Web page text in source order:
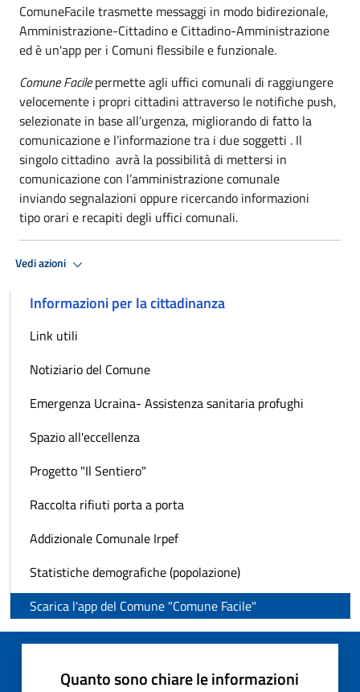
ComuneFacile trasmette messaggi in modo bidirezionale,
Amministrazione-Cittadino e Cittadino-Amministrazione
ed è un'app per i Comuni flessibile e funzionale.
Comune Facilepermette agli uffici comunali di raggiungere
velocemente i propri cittadini attraverso le notifiche push,
selezionate in base all’urgenza, migliorando di fatto la
comunicazione e l’informazione tra i due soggetti . Il
singolo cittadino avrà la possibilità di mettersi in
comunicazione con l’amministrazione comunale
inviando segnalazioni oppure ricercando informazioni
tipo orari e recapiti degli uffici comunali.
Vedi azioni
Informazioni per la cittadinanza
Link utili
Notiziario del Comune
Emergenza Ucraina- Assistenza sanitaria profughi
Spazio all'eccellenza
Progetto "Il Sentiero"
Raccolta rifiuti porta a porta
Addizionale Comunale Irpef
Statistiche demografiche (popolazione)
Scarica l'app del Comune "Comune Facile"
Quanto sono chiare le informazioni